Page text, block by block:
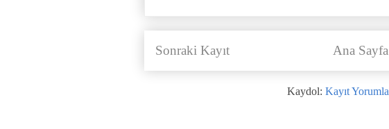
Sonraki Kayıt Ana Sayfa
Kaydol: Kayıt